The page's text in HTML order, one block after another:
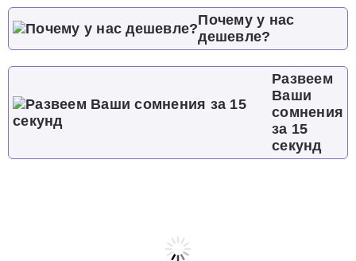
Почему у нас
дешевле?
Развеем
Ваши
сомнения
за 15
секунд
Отзывы